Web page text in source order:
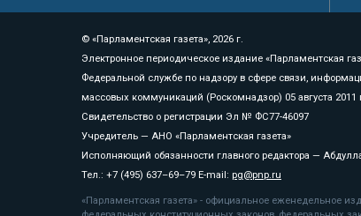
© «Парламентская газета», 2026 г.
Электронное периодическое издание «Парламентская
Федеральной службе по надзору в сфере связи,
массовых коммуникаций (Роскомнадзор) 05 августа 2011
Свидетельство о регистрации Эл № ФС77-46097
Учредитель — АНО «Парламентская газета»
Исполняющий обязанности главного редактора —
Тел.: +7 (495) 637–69–79 E-mail: pg@pnp.ru
«Парламентская газета» - официальное еженедельное